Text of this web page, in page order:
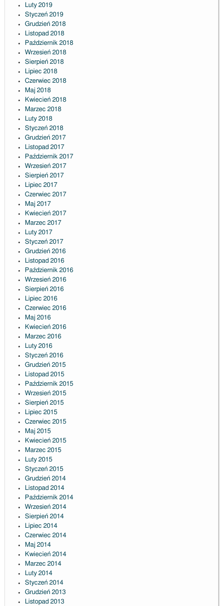
Luty 2019
Styczeń 2019
Grudzień 2018
Listopad 2018
Październik 2018
Wrzesień 2018
Sierpień 2018
Lipiec 2018
Czerwiec 2018
Maj 2018
Kwiecień 2018
Marzec 2018
Luty 2018
Styczeń 2018
Grudzień 2017
Listopad 2017
Październik 2017
Wrzesień 2017
Sierpień 2017
Lipiec 2017
Czerwiec 2017
Maj 2017
Kwiecień 2017
Marzec 2017
Luty 2017
Styczeń 2017
Grudzień 2016
Listopad 2016
Październik 2016
Wrzesień 2016
Sierpień 2016
Lipiec 2016
Czerwiec 2016
Maj 2016
Kwiecień 2016
Marzec 2016
Luty 2016
Styczeń 2016
Grudzień 2015
Listopad 2015
Październik 2015
Wrzesień 2015
Sierpień 2015
Lipiec 2015
Czerwiec 2015
Maj 2015
Kwiecień 2015
Marzec 2015
Luty 2015
Styczeń 2015
Grudzień 2014
Listopad 2014
Październik 2014
Wrzesień 2014
Sierpień 2014
Lipiec 2014
Czerwiec 2014
Maj 2014
Kwiecień 2014
Marzec 2014
Luty 2014
Styczeń 2014
Grudzień 2013
Listopad 2013